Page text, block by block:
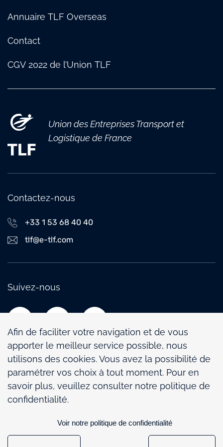
Union des Entreprises Transport et
Logistique de France
Contactez-nous
+33 1 53 68 40 40
tlf@e-tlf.com
Suivez-nous
Annuaire TLF Overseas
Contact
CGV 2022 de l’Union TLF
Politique de confidentialité
Mentions légales
Paramétrage des cookies
Afin de faciliter votre navigation et de vous
apporter le meilleur service possible, nous
utilisons des cookies. Vous avez la possibilité de
paramétrer vos choix à tout moment. Pour en
savoir plus, veuillez consulter notre politique de
confidentialité.
Voir notre politique de confidentialité